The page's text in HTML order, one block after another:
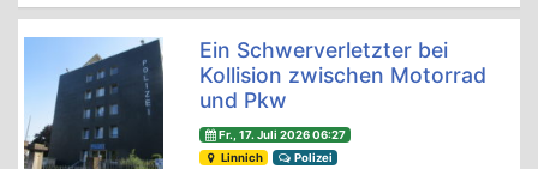
Ein Schwerverletzter bei
Kollision zwischen Motorrad
und Pkw
Fr., 17. Juli 2026 06:27
Linnich
Polizei